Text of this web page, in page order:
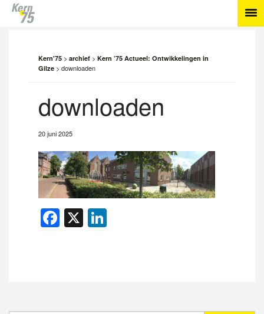
Kern'75 > archief > Kern ’75 Actueel: Ontwikkelingen in
Gilze > downloaden
downloaden
20 juni 2025
Facebook
X